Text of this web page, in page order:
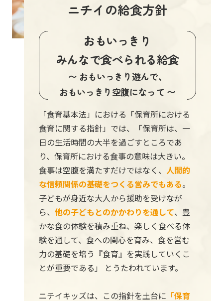
ニチイの給食方針
おもいっきり
みんなで食べられる給食
〜 おもいっきり遊んで、
おもいっきり空腹になって 〜
「食育基本法」における「保育所における
食育に関する指針」では、「保育所は、一
日の生活時間の大半を過ごすところであ
り、保育所における食事の意味は大きい。
食事は空腹を満たすだけではなく、 人間的
な信頼関係の基礎をつくる営みでもある。
子どもが身近な大人から援助を受けなが
ら、 他の子どもとのかかわりを通して、豊
かな食の体験を積み重ね、楽しく食べる体
験を通して、食への関心を育み、食を営む
力の基礎を培う『食育』を実践していくこ
とが重要である」 とうたわれています。
ニチイキッズは、この指針を土台に 「保育